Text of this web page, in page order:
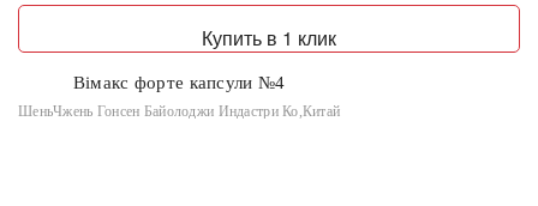
Купить в 1 клик
Вімакс форте капсули №4
ШеньЧжень Гонсен Байолоджи Индастри Ко,Китай